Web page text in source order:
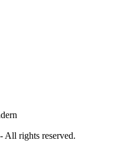
- All rights reserved.